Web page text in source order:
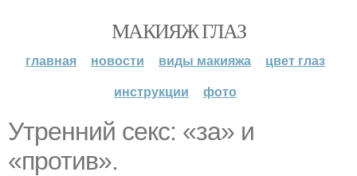
МАКИЯЖ ГЛАЗ
главная новости виды макияжа
цвет глаз
инструкции
фото
Утренний секс: «за» и
«против».